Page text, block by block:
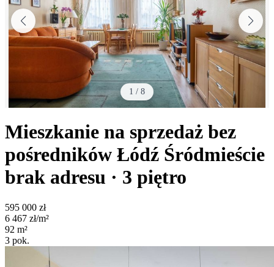
1 / 8
Mieszkanie na sprzedaż bez
pośredników Łódź Śródmieście
brak adresu · 3 piętro
595 000 zł
6 467 zł/m²
92 m²
3 pok.